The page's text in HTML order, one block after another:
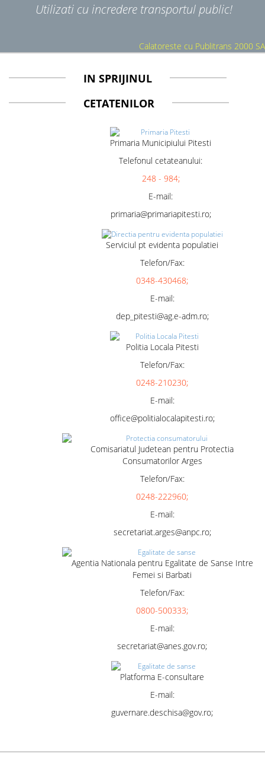
Utilizati cu incredere transportul public!
Calatoreste cu Publitrans 2000 SA
IN SPRIJINUL
CETATENILOR
Primaria Municipiului Pitesti
Telefonul cetateanului:
248 - 984;
E-mail:
primaria@primariapitesti.ro;
Serviciul pt evidenta populatiei
Telefon/Fax:
0348-430468;
E-mail:
dep_pitesti@ag.e-adm.ro;
Politia Locala Pitesti
Telefon/Fax:
0248-210230;
E-mail:
office@politialocalapitesti.ro;
Comisariatul Judetean pentru Protectia
Consumatorilor Arges
Telefon/Fax:
0248-222960;
E-mail:
secretariat.arges@anpc.ro;
Agentia Nationala pentru Egalitate de Sanse Intre
Femei si Barbati
Telefon/Fax:
0800-500333;
E-mail:
secretariat@anes.gov.ro;
Platforma E-consultare
E-mail:
guvernare.deschisa@gov.ro;